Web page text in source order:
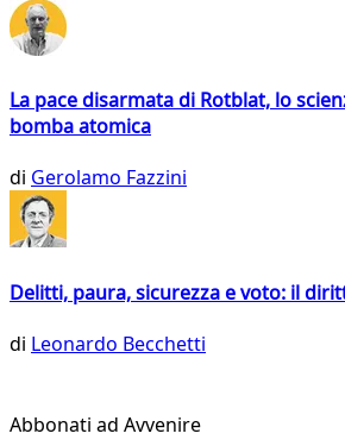
La pace disarmata di Rotblat, lo
bomba atomica
di Gerolamo Fazzini
Delitti, paura, sicurezza e voto: il
di Leonardo Becchetti
Abbonati ad Avvenire